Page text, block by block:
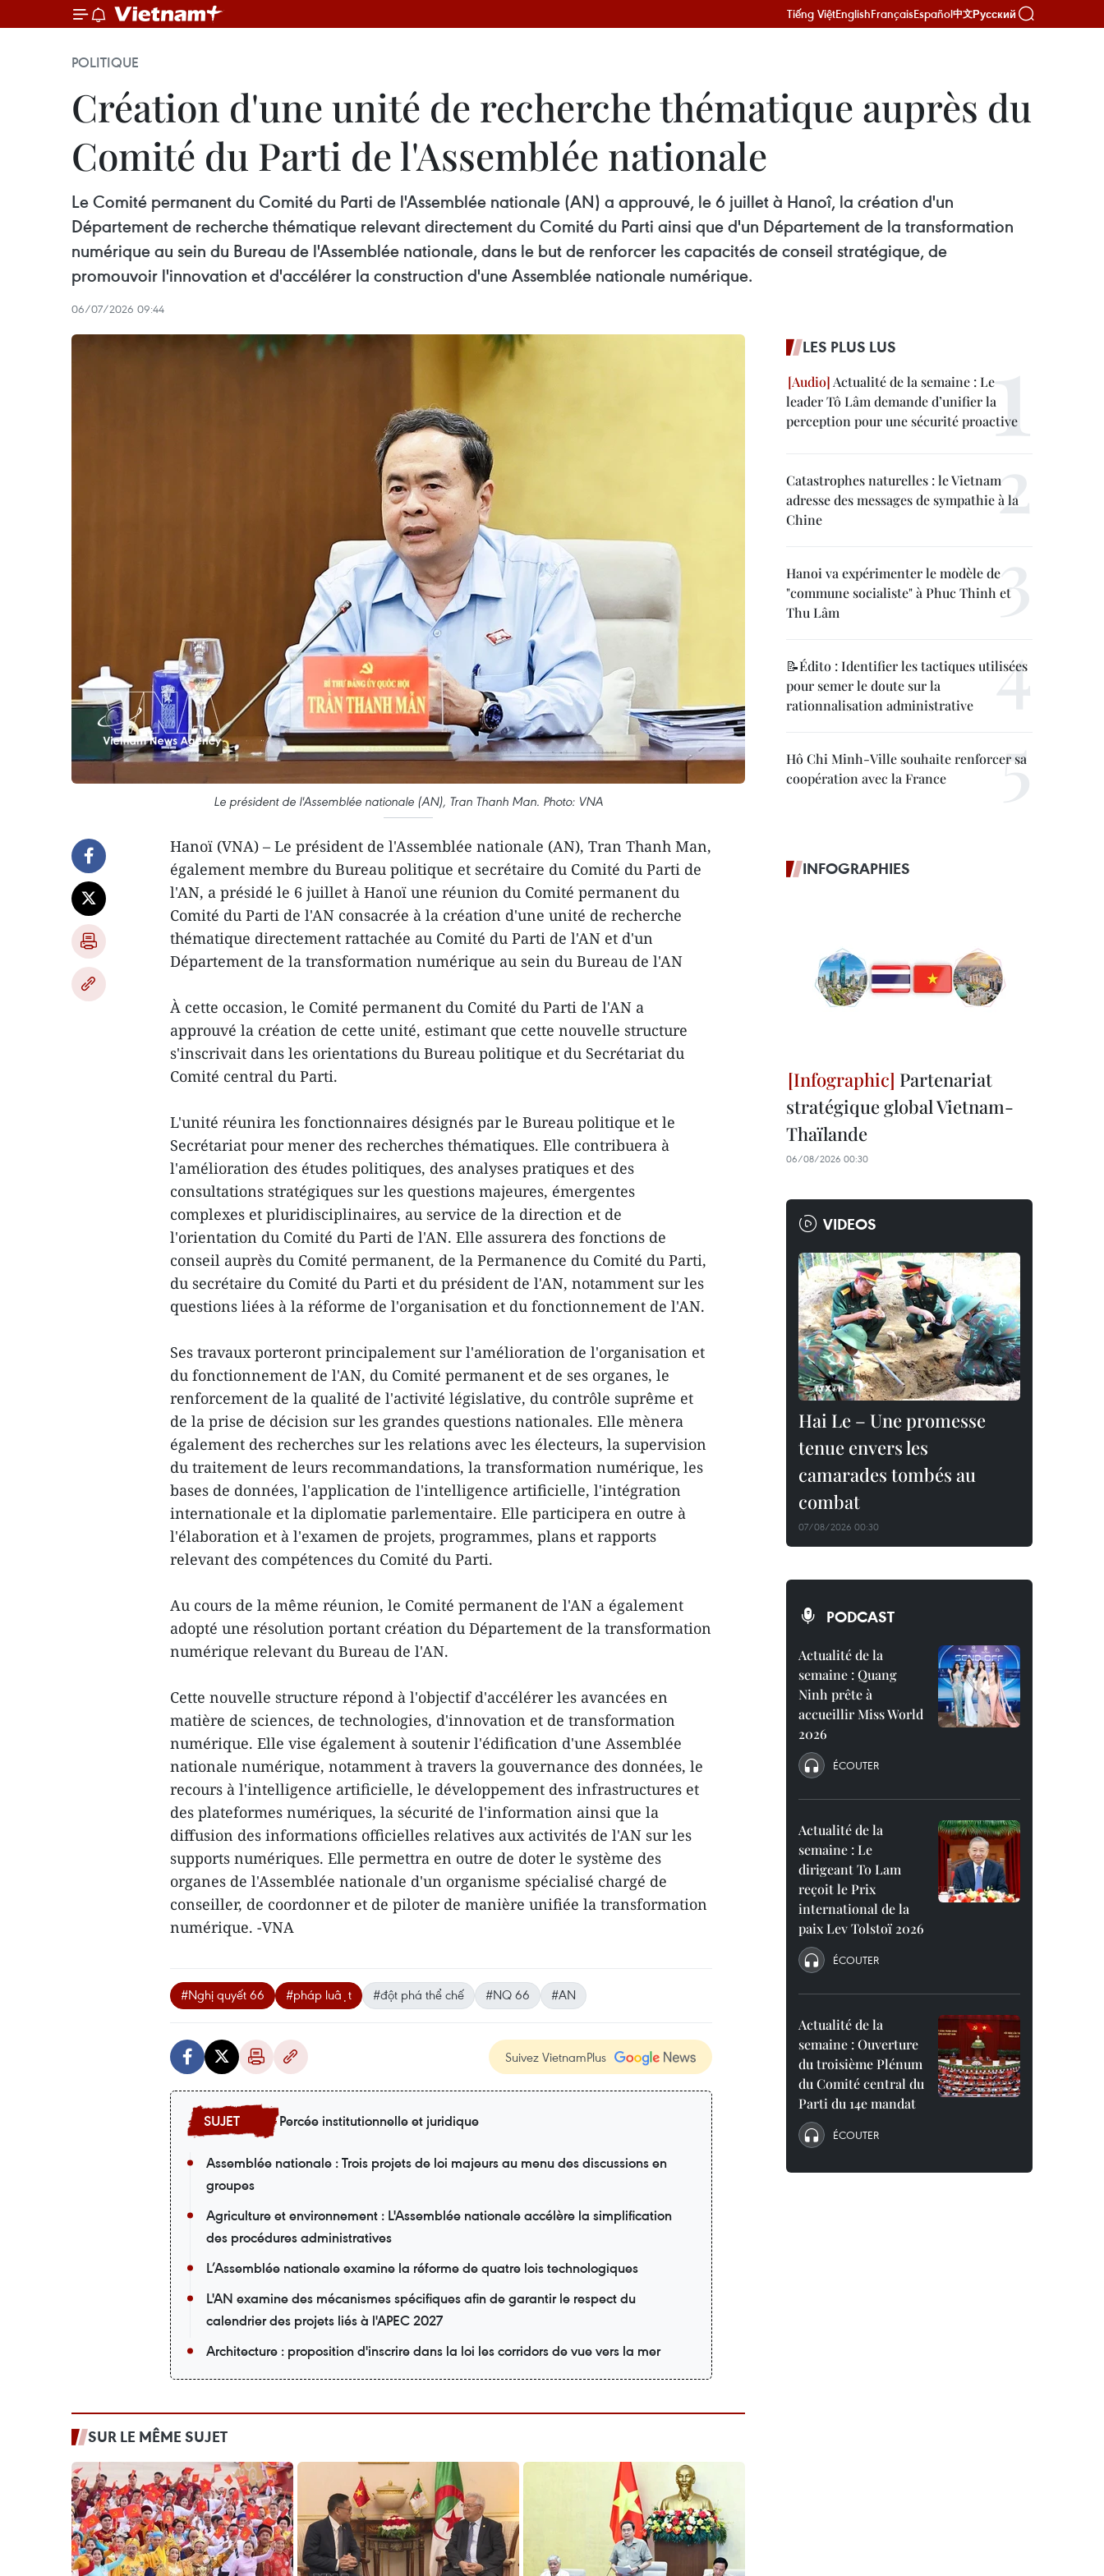
Tiếng ViệtEnglishFrançaisEspañol中文Русский
POLITIQUE
Création d'une unité de recherche thématique auprès du
Comité du Parti de l'Assemblée nationale
Le Comité permanent du Comité du Parti de l'Assemblée nationale (AN) a approuvé, le 6 juillet à Hanoî, la création d'un
Département de recherche thématique relevant directement du Comité du Parti ainsi que d'un Département de la transformation
numérique au sein du Bureau de l'Assemblée nationale, dans le but de renforcer les capacités de conseil stratégique, de
promouvoir l'innovation et d'accélérer la construction d'une Assemblée nationale numérique.
06/07/2026 09:44
Le président de l'Assemblée nationale (AN), Tran Thanh Man. Photo: VNA
Hanoï (VNA) – Le président de l'Assemblée nationale (AN), Tran Thanh Man,
également membre du Bureau politique et secrétaire du Comité du Parti de
l'AN, a présidé le 6 juillet à Hanoï une réunion du Comité permanent du
Comité du Parti de l'AN consacrée à la création d'une unité de recherche
thématique directement rattachée au Comité du Parti de l'AN et d'un
Département de la transformation numérique au sein du Bureau de l'AN
À cette occasion, le Comité permanent du Comité du Parti de l'AN a
approuvé la création de cette unité, estimant que cette nouvelle structure
s'inscrivait dans les orientations du Bureau politique et du Secrétariat du
Comité central du Parti.
L'unité réunira les fonctionnaires désignés par le Bureau politique et le
Secrétariat pour mener des recherches thématiques. Elle contribuera à
l'amélioration des études politiques, des analyses pratiques et des
consultations stratégiques sur les questions majeures, émergentes
complexes et pluridisciplinaires, au service de la direction et de
l'orientation du Comité du Parti de l'AN. Elle assurera des fonctions de
conseil auprès du Comité permanent, de la Permanence du Comité du Parti,
du secrétaire du Comité du Parti et du président de l'AN, notamment sur les
questions liées à la réforme de l'organisation et du fonctionnement de l'AN.
Ses travaux porteront principalement sur l'amélioration de l'organisation et
du fonctionnement de l'AN, du Comité permanent et de ses organes, le
renforcement de la qualité de l'activité législative, du contrôle suprême et
de la prise de décision sur les grandes questions nationales. Elle mènera
également des recherches sur les relations avec les électeurs, la supervision
du traitement de leurs recommandations, la transformation numérique, les
bases de données, l'application de l'intelligence artificielle, l'intégration
internationale et la diplomatie parlementaire. Elle participera en outre à
l'élaboration et à l'examen de projets, programmes, plans et rapports
relevant des compétences du Comité du Parti.
Au cours de la même réunion, le Comité permanent de l'AN a également
adopté une résolution portant création du Département de la transformation
numérique relevant du Bureau de l'AN.
Cette nouvelle structure répond à l'objectif d'accélérer les avancées en
matière de sciences, de technologies, d'innovation et de transformation
numérique. Elle vise également à soutenir l'édification d'une Assemblée
nationale numérique, notamment à travers la gouvernance des données, le
recours à l'intelligence artificielle, le développement des infrastructures et
des plateformes numériques, la sécurité de l'information ainsi que la
diffusion des informations officielles relatives aux activités de l'AN sur les
supports numériques. Elle permettra en outre de doter le système des
organes de l'Assemblée nationale d'un organisme spécialisé chargé de
conseiller, de coordonner et de piloter de manière unifiée la transformation
numérique. -VNA
#Nghị quyết 66 #pháp luật #đột phá thể chế #NQ 66 #AN
Suivez VietnamPlus
Percée institutionnelle et juridique
Assemblée nationale : Trois projets de loi majeurs au menu des discussions en
groupes
Agriculture et environnement : L'Assemblée nationale accélère la simplification
des procédures administratives
L’Assemblée nationale examine la réforme de quatre lois technologiques
L'AN examine des mécanismes spécifiques afin de garantir le respect du
calendrier des projets liés à l'APEC 2027
Architecture : proposition d'inscrire dans la loi les corridors de vue vers la mer
SUR LE MÊME SUJET
LES PLUS LUS
Actualité de la semaine : Le
leader Tô Lâm demande d’unifier la
perception pour une sécurité proactive
Catastrophes naturelles : le Vietnam
adresse des messages de sympathie à la
Chine
Hanoi va expérimenter le modèle de
"commune socialiste" à Phuc Thinh et
Thu Lâm
📝Édito : Identifier les tactiques utilisées
pour semer le doute sur la
rationnalisation administrative
Hô Chi Minh-Ville souhaite renforcer sa
coopération avec la France
INFOGRAPHIES
Partenariat
stratégique global Vietnam-
Thaïlande
06/08/2026 00:30
VIDEOS
Hai Le – Une promesse
tenue envers les
camarades tombés au
combat
07/08/2026 00:30
PODCAST
Actualité de la
semaine : Quang
Ninh prête à
accueillir Miss World
2026
ÉCOUTER
Actualité de la
semaine : Le
dirigeant To Lam
reçoit le Prix
international de la
paix Lev Tolstoï 2026
ÉCOUTER
Actualité de la
semaine : Ouverture
du troisième Plénum
du Comité central du
Parti du 14e mandat
ÉCOUTER